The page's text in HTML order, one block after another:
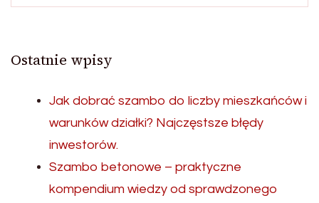
Ostatnie wpisy
Jak dobrać szambo do liczby mieszkańców i
warunków działki? Najczęstsze błędy
inwestorów.
Szambo betonowe – praktyczne
kompendium wiedzy od sprawdzonego